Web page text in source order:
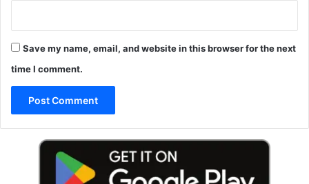
Save my name, email, and website in this browser for the next
time I comment.